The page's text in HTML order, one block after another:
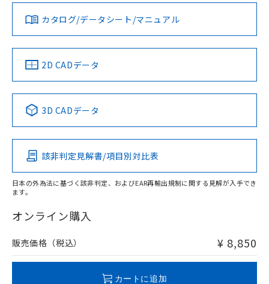
タイムチャート
上、n: 18mm以上
検出領域
ダウンロードデータをご利用いただく前に、以下を必ずお読
みください。
ソフトウェアの使用条件
対応済み
中国 RoHS 注意事項・凡例
Pb Hg Cd Cr(VI)
O
在庫等で未対応品が混在する可能性があります。
問い合わせください。
LR型式承認
（イギリス
船舶規格）
DNV型式承認
（ノルウェー
BV型式承認
（フランス
KR型式
（韓国
No No No No
この製品の規格認証/適合状況ページへ
その他の認証はこちらのページからご検索ください
カタログ/データシート/マニュアル
2D CADデータ
3D CADデータ
該非判定見解書/項目別対比表
日本の外為法に基づく該非判定、およびEAR再輸出規制に関する見解が入手でき
ます。
オンライン購入
販売価格（税込） ¥ 8,850
カートに追加